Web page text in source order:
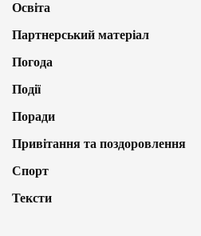
Освіта
Партнерський матеріал
Погода
Події
Поради
Привітання та поздоровлення
Спорт
Тексти